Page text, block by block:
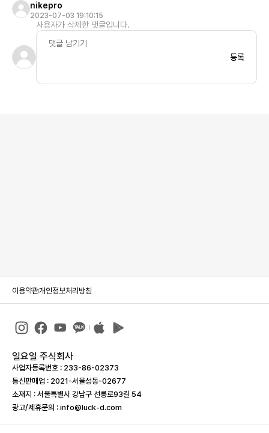
nikepro
2023-07-03 19:10:15
사용자가 삭제한 댓글입니다.
등록
이용약관개인정보처리방침
일요일 주식회사
사업자등록번호 : 233-86-023­73
통신판매업 : 2021-서울성동-02677
소재지 : 서울특별시 강남구 선릉로93길 54
광고/제휴문의 : info@luck-d.com